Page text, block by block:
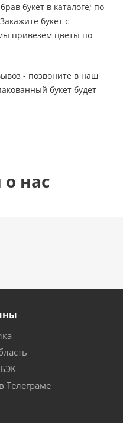
букет в каталоге; по
букет с
привезем цветы по
- позвоните в наш
букет будет
нас
Телеграме